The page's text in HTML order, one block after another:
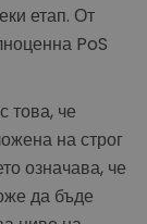
етап. От
PoS
това, че
на строг
означава, че
да бъде